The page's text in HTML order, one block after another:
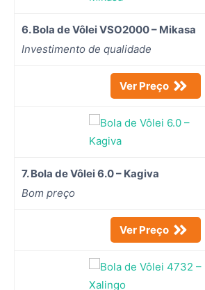
6. Bola de Vôlei VSO2000 – Mikasa
Investimento de qualidade
Ver Preço
7. Bola de Vôlei 6.0 – Kagiva
Bom preço
Ver Preço